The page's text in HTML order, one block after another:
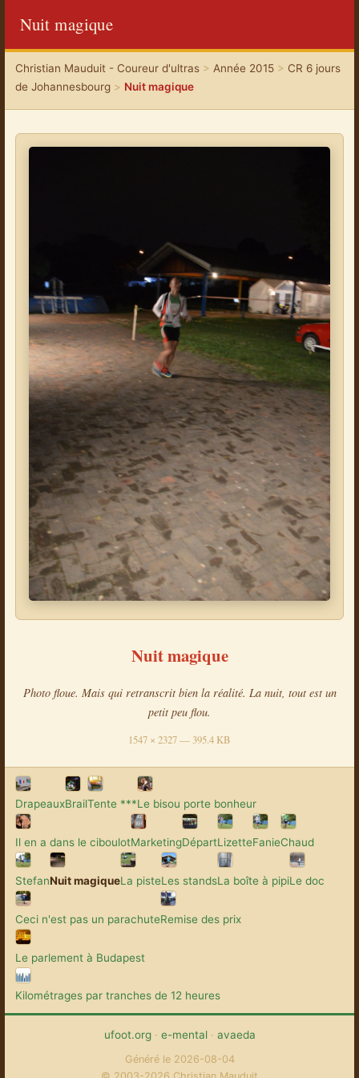
Nuit magique
Christian Mauduit - Coureur d'ultras> Année 2015> CR 6 jours
de Johannesbourg> Nuit magique
Nuit magique
Photo floue. Mais qui retranscrit bien la réalité. La nuit, tout est un
petit peu flou.
1547 × 2327 — 395.4 KB
DrapeauxBrailTente ***Le bisou porte bonheur
Il en a dans le ciboulotMarketingDépartLizetteFanieChaud
StefanNuit magiqueLa pisteLes standsLa boîte à pipiLe doc
Ceci n'est pas un parachuteRemise des prix
Le parlement à Budapest
Kilométrages par tranches de 12 heures
ufoot.org· e-mental· avaeda
Généré le 2026-08-04